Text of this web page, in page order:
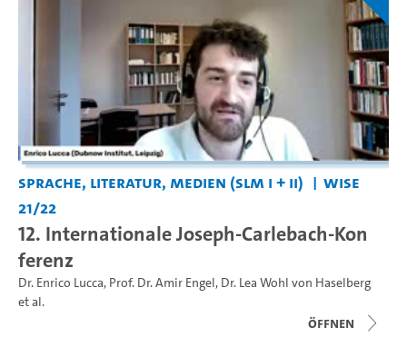
Sprache, Literatur, Medien (SLM I + II)
WiSe
21/22
12. Internationale Joseph-Carlebach-Kon
ferenz
Dr. Enrico Lucca, Prof. Dr. Amir Engel, Dr. Lea Wohl von Haselberg
et al.
Öffnen